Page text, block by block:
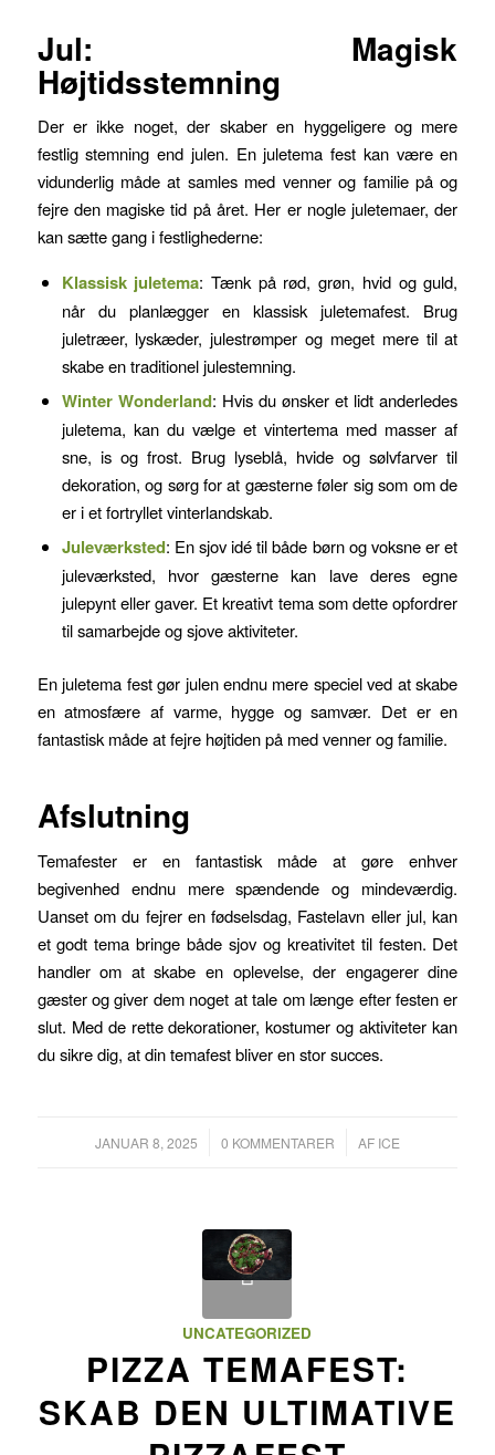
Jul: Magisk
Højtidsstemning
Der er ikke noget, der skaber en hyggeligere og mere
festlig stemning end julen. En juletema fest kan være en
vidunderlig måde at samles med venner og familie på og
fejre den magiske tid på året. Her er nogle juletemaer, der
kan sætte gang i festlighederne:
Klassisk juletema: Tænk på rød, grøn, hvid og guld,
når du planlægger en klassisk juletemafest. Brug
juletræer, lyskæder, julestrømper og meget mere til at
skabe en traditionel julestemning.
Winter Wonderland: Hvis du ønsker et lidt anderledes
juletema, kan du vælge et vintertema med masser af
sne, is og frost. Brug lyseblå, hvide og sølvfarver til
dekoration, og sørg for at gæsterne føler sig som om de
er i et fortryllet vinterlandskab.
Juleværksted: En sjov idé til både børn og voksne er et
juleværksted, hvor gæsterne kan lave deres egne
julepynt eller gaver. Et kreativt tema som dette opfordrer
til samarbejde og sjove aktiviteter.
En juletema fest gør julen endnu mere speciel ved at skabe
en atmosfære af varme, hygge og samvær. Det er en
fantastisk måde at fejre højtiden på med venner og familie.
Afslutning
Temafester er en fantastisk måde at gøre enhver
begivenhed endnu mere spændende og mindeværdig.
Uanset om du fejrer en fødselsdag, Fastelavn eller jul, kan
et godt tema bringe både sjov og kreativitet til festen. Det
handler om at skabe en oplevelse, der engagerer dine
gæster og giver dem noget at tale om længe efter festen er
slut. Med de rette dekorationer, kostumer og aktiviteter kan
du sikre dig, at din temafest bliver en stor succes.
JANUAR 8, 2025
/ 0 KOMMENTARER
/ AF ICE
UNCATEGORIZED
PIZZA TEMAFEST:
SKAB DEN ULTIMATIVE